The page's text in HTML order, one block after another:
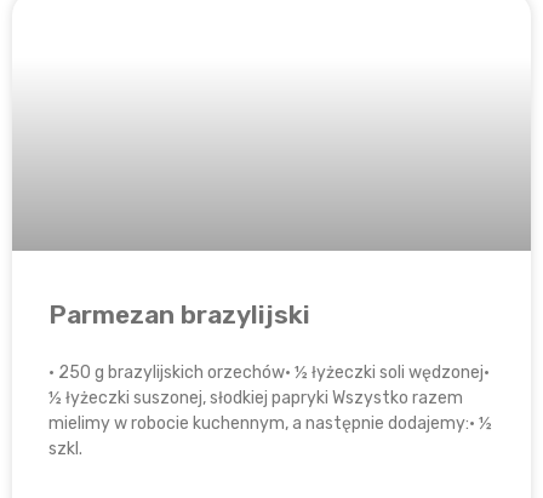
Parmezan brazylijski
• 250 g brazylijskich orzechów• ½ łyżeczki soli wędzonej•
½ łyżeczki suszonej, słodkiej papryki Wszystko razem
mielimy w robocie kuchennym, a następnie dodajemy:• ½
szkl.